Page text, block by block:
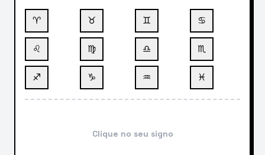
♈ ♉ ♊ ♋
♌ ♍ ♎ ♏
♐ ♑ ♒ ♓
Clique no seu signo